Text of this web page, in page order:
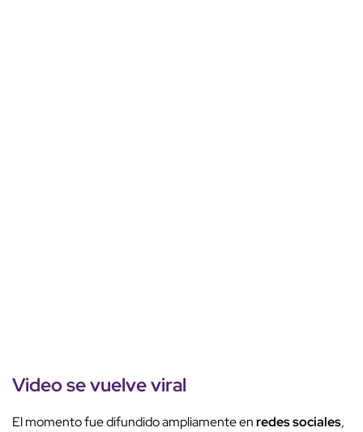
Video se vuelve viral
El momento fue difundido ampliamente enredes sociales,